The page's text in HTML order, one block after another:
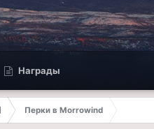
Награды
Перки в Morrowind